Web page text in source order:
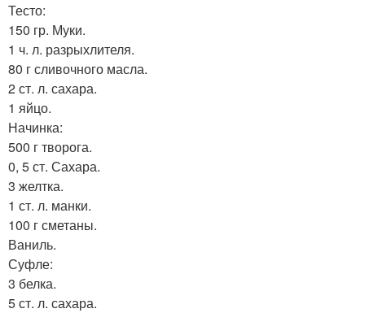
Тесто:
150 гр. Муки.
1 ч. л. разрыхлителя.
80 г сливочного масла.
2 ст. л. сахара.
1 яйцо.
Начинка:
500 г творога.
0, 5 ст. Сахара.
3 желтка.
1 ст. л. манки.
100 г сметаны.
Ваниль.
Суфле:
3 белка.
5 ст. л. сахара.